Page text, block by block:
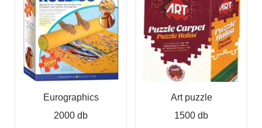
Eurographics
2000 db
Art puzzle
1500 db